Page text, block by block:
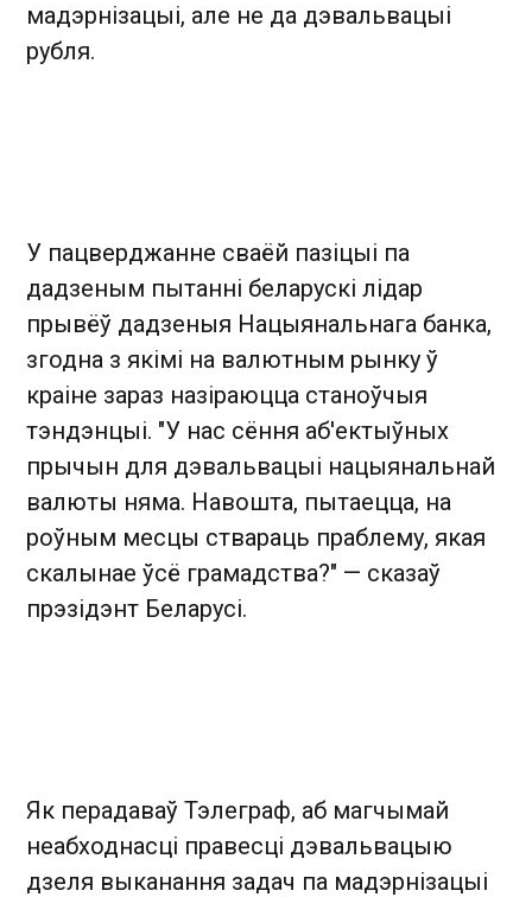
мадэрнізацыі, але не да дэвальвацыі
рубля.
У пацверджанне сваёй пазіцыі па
дадзеным пытанні беларускі лідар
прывёў дадзеныя Нацыянальнага банка,
згодна з якімі на валютным рынку ў
краіне зараз назіраюцца станоўчыя
тэндэнцыі. "У нас сёння аб'ектыўных
прычын для дэвальвацыі нацыянальнай
валюты няма. Навошта, пытаецца, на
роўным месцы ствараць праблему, якая
скалынае ўсё грамадства?" — сказаў
прэзідэнт Беларусі.
Як перадаваў Тэлеграф, аб магчымай
неабходнасці правесці дэвальвацыю
дзеля выканання задач па мадэрнізацыі